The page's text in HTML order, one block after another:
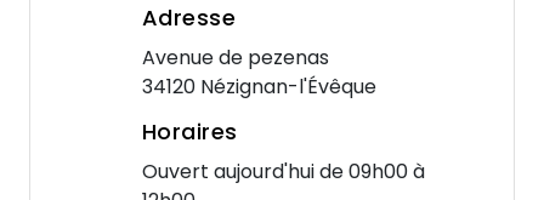
Adresse
Avenue de pezenas
34120 Nézignan-l'Évêque
Horaires
Ouvert aujourd'hui de 09h00 à